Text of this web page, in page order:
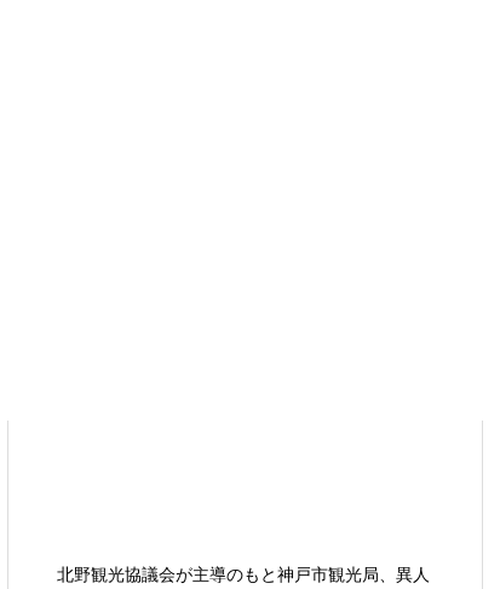
北野観光協議会が主導のもと神戸市観光局、異人